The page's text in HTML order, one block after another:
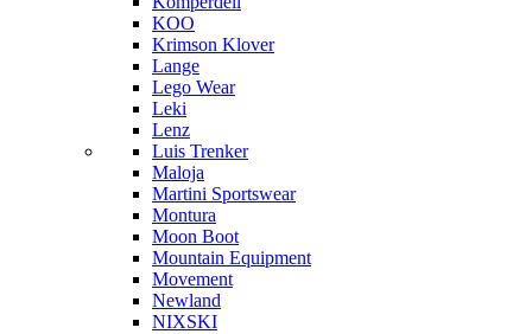
KOO
Krimson Klover
Lange
Lego Wear
Leki
Lenz
Luis Trenker
Maloja
Martini Sportswear
Montura
Moon Boot
Mountain Equipment
Movement
Newland
NIXSKI